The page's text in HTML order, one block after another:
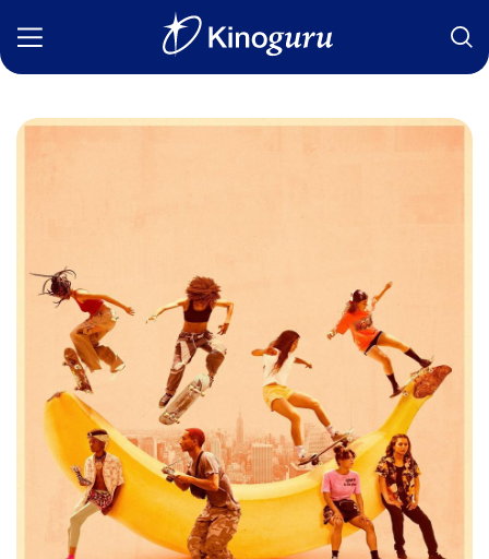
Новости
Подборки
Рецензии
О нас
Авторы